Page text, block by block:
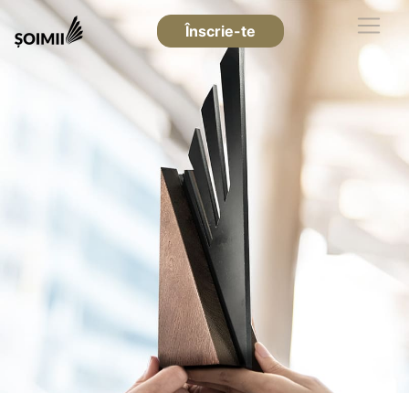
Înscrie-te